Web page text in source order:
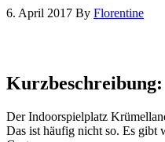
6. April 2017 By Florentine
Kurzbeschreibung:
Der Indoorspielplatz
Das ist häufig nicht so. Es gibt